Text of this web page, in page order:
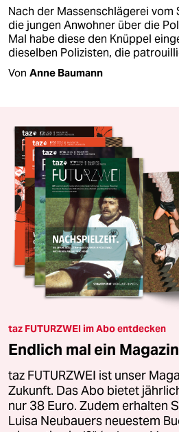
Nach der Massenschlägerei vom
die jungen Anwohner über die
Mal habe diese den Knüppel
dieselben Polizisten, die
Von Anne Baumann
taz FUTURZWEI im Abo entdecken
Endlich mal ein
taz FUTURZWEI ist unser
Zukunft. Das Abo bietet
nur 38 Euro. Zudem erhalten
Luisa Neubauers neuestem